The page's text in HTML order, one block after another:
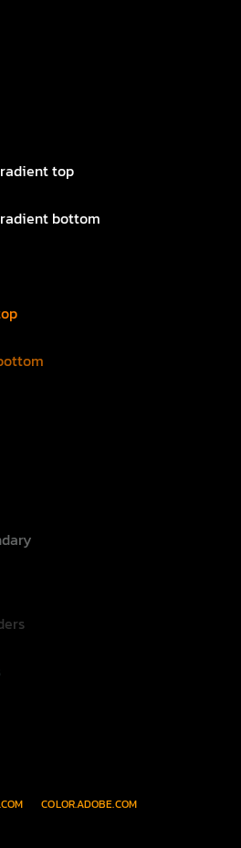
top
bottom
COLOR.ADOBE.COM